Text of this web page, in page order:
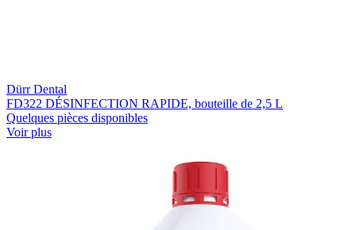
Dürr Dental
FD322 DÉSINFECTION RAPIDE, bouteille de 2,5 L
Quelques pièces disponibles
Voir plus